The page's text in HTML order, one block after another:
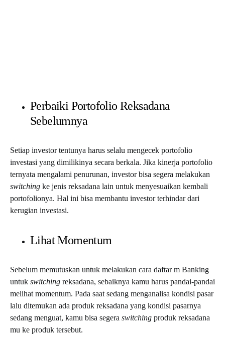
Perbaiki Portofolio Reksadana
Sebelumnya
Setiap investor tentunya harus selalu mengecek portofolio
investasi yang dimilikinya secara berkala. Jika kinerja portofolio
ternyata mengalami penurunan, investor bisa segera melakukan
switching ke jenis reksadana lain untuk menyesuaikan kembali
portofolionya. Hal ini bisa membantu investor terhindar dari
kerugian investasi.
Lihat Momentum
Sebelum memutuskan untuk melakukan cara daftar m Banking
untuk switching reksadana, sebaiknya kamu harus pandai-pandai
melihat momentum. Pada saat sedang menganalisa kondisi pasar
lalu ditemukan ada produk reksadana yang kondisi pasarnya
sedang menguat, kamu bisa segera switching produk reksadana
mu ke produk tersebut.